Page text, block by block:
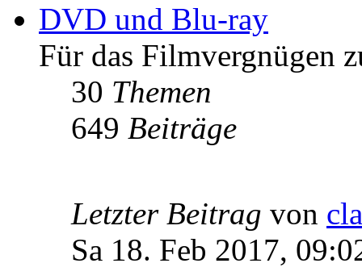
DVD und Blu-ray
Für das Filmvergnügen
30 Themen
649 Beiträge
Letzter Beitrag von
Sa 18. Feb 2017,